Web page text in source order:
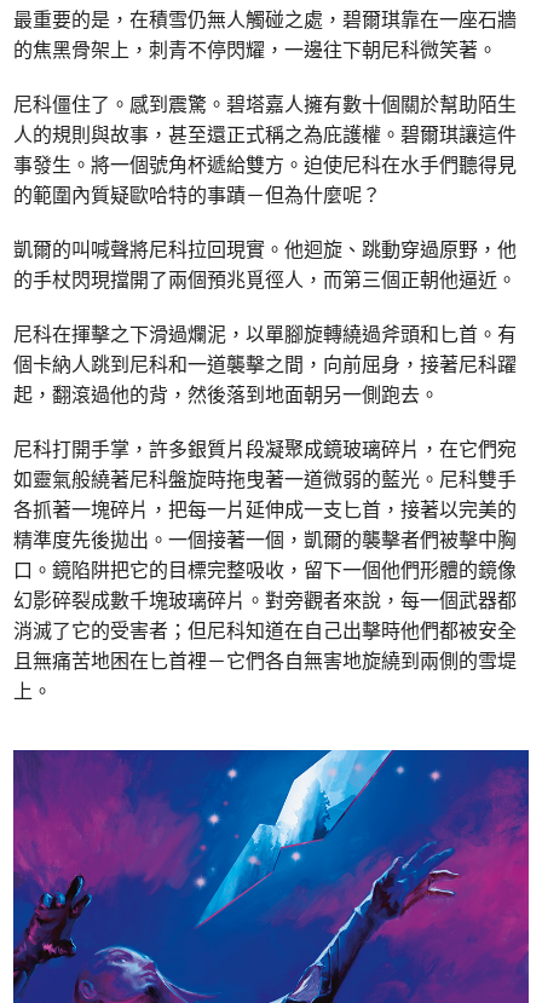
最重要的是，在積雪仍無人觸碰之處，碧爾琪靠在一座石牆
的焦黑骨架上，刺青不停閃耀，一邊往下朝尼科微笑著。
尼科僵住了。感到震驚。碧塔嘉人擁有數十個關於幫助陌生
人的規則與故事，甚至還正式稱之為庇護權。碧爾琪讓這件
事發生。將一個號角杯遞給雙方。迫使尼科在水手們聽得見
的範圍內質疑歐哈特的事蹟－但為什麼呢？
凱爾的叫喊聲將尼科拉回現實。他迴旋、跳動穿過原野，他
的手杖閃現擋開了兩個預兆覓徑人，而第三個正朝他逼近。
尼科在揮擊之下滑過爛泥，以單腳旋轉繞過斧頭和匕首。有
個卡納人跳到尼科和一道襲擊之間，向前屈身，接著尼科躍
起，翻滾過他的背，然後落到地面朝另一側跑去。
尼科打開手掌，許多銀質片段凝聚成鏡玻璃碎片，在它們宛
如靈氣般繞著尼科盤旋時拖曳著一道微弱的藍光。尼科雙手
各抓著一塊碎片，把每一片延伸成一支匕首，接著以完美的
精準度先後拋出。一個接著一個，凱爾的襲擊者們被擊中胸
口。鏡陷阱把它的目標完整吸收，留下一個他們形體的鏡像
幻影碎裂成數千塊玻璃碎片。對旁觀者來說，每一個武器都
消滅了它的受害者；但尼科知道在自己出擊時他們都被安全
且無痛苦地困在匕首裡－它們各自無害地旋繞到兩側的雪堤
上。